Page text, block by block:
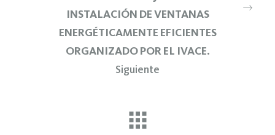
INSTALACIÓN DE VENTANAS
ENERGÉTICAMENTE EFICIENTES
ORGANIZADO POR EL IVACE.
Siguiente